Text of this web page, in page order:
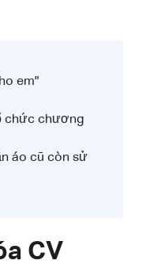
em"
chức chương
áo cũ còn sử
CV